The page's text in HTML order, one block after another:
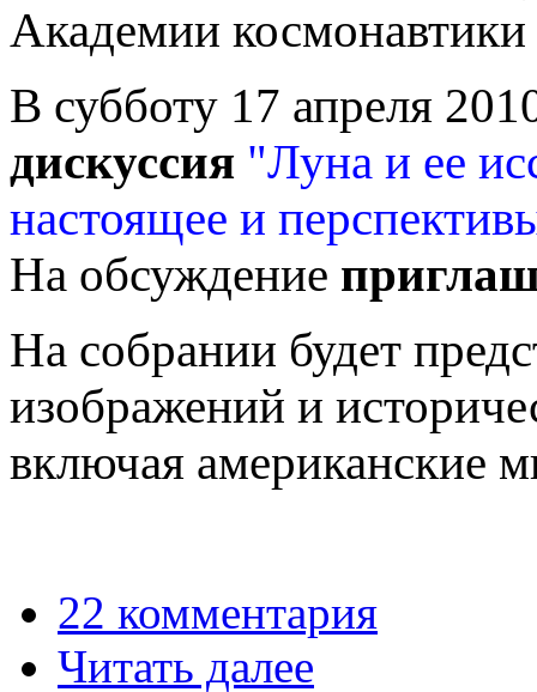
Академии космонавтики
В субботу 17 апреля
дискуссия "Луна и ее
настоящее и
На обсуждение
На собрании будет
изображений и
включая американские
22 комментария
Читать далее